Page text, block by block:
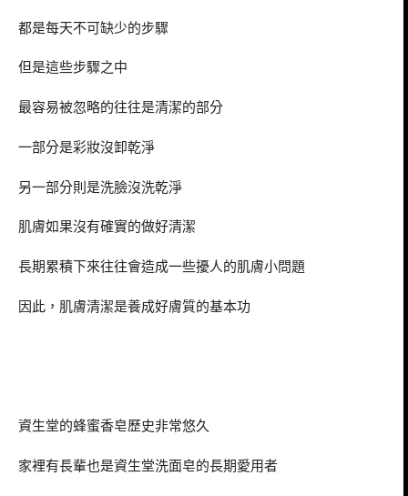
都是每天不可缺少的步驟
但是這些步驟之中
最容易被忽略的往往是清潔的部分
一部分是彩妝沒卸乾淨
另一部分則是洗臉沒洗乾淨
肌膚如果沒有確實的做好清潔
長期累積下來往往會造成一些擾人的肌膚小問題
因此，肌膚清潔是養成好膚質的基本功
資生堂的蜂蜜香皂歷史非常悠久
家裡有長輩也是資生堂洗面皂的長期愛用者